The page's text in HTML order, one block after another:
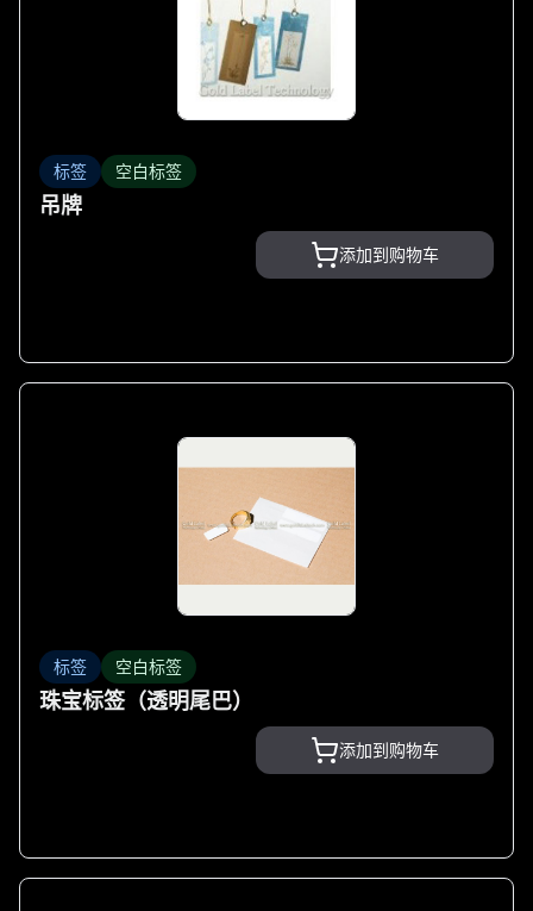
标签 空白标签
吊牌
添加到购物车
标签 空白标签
珠宝标签（透明尾巴）
添加到购物车